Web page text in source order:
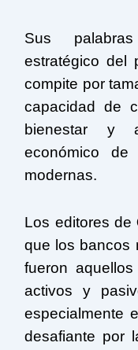
Sus
estratégico del
compite por
capacidad de
bienestar y
económico
modernas.
Los editores de
que los bancos
fueron
activos y
especialmente
desafiante por